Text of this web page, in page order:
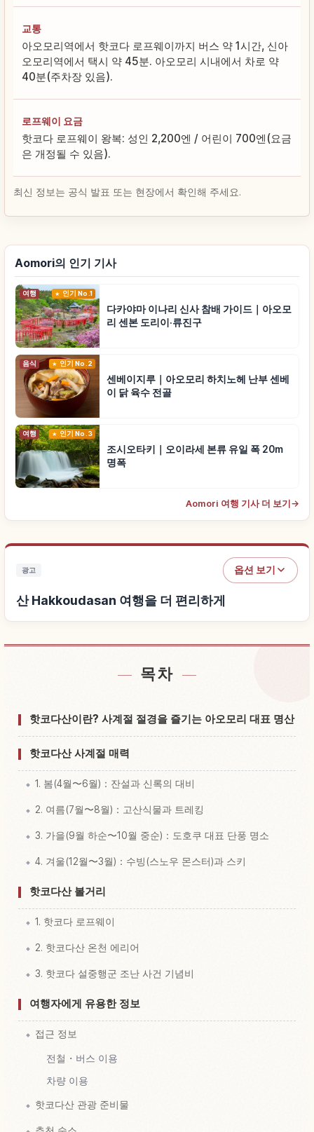
교통
아오모리역에서 핫코다 로프웨이까지 버스 약 1시간, 신아
오모리역에서 택시 약 45분. 아오모리 시내에서 차로 약
40분(주차장 있음).
로프웨이 요금
핫코다 로프웨이 왕복: 성인 2,200엔 / 어린이 700엔(요금
은 개정될 수 있음).
최신 정보는 공식 발표 또는 현장에서 확인해 주세요.
Aomori의 인기 기사
여행 인기 No.1
다카야마 이나리 신사 참배 가이드｜아오모
리 센본 도리이·류진구
음식 인기 No.2
센베이지루｜아오모리 하치노헤 난부 센베
이 닭 육수 전골
여행 인기 No.3
조시오타키｜오이라세 본류 유일 폭 20m
명폭
Aomori 여행 기사 더 보기 →
광고 옵션 보기
산 Hakkoudasan 여행을 더 편리하게
산 Hakkoudasan 근처 숙소 찾기
산 Hakkoudasan 체험 찾기↗
목차
핫코다산이란? 사계절 절경을 즐기는 아오모리 대표 명산
핫코다산 사계절 매력
1. 봄(4월〜6월)：잔설과 신록의 대비
2. 여름(7월〜8월)：고산식물과 트레킹
3. 가을(9월 하순〜10월 중순)：도호쿠 대표 단풍 명소
4. 겨울(12월〜3월)：수빙(스노우 몬스터)과 스키
핫코다산 볼거리
1. 핫코다 로프웨이
2. 핫코다산 온천 에리어
3. 핫코다 설중행군 조난 사건 기념비
여행자에게 유용한 정보
접근 정보
전철・버스 이용
차량 이용
핫코다산 관광 준비물